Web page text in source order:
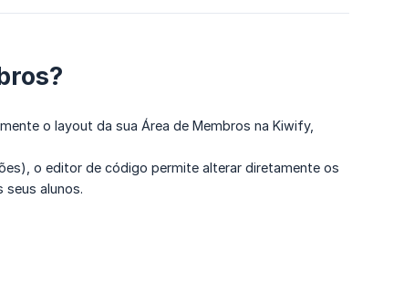
o layout da sua Área de Membros na Kiwify,
o editor de código permite alterar diretamente os
seus alunos.